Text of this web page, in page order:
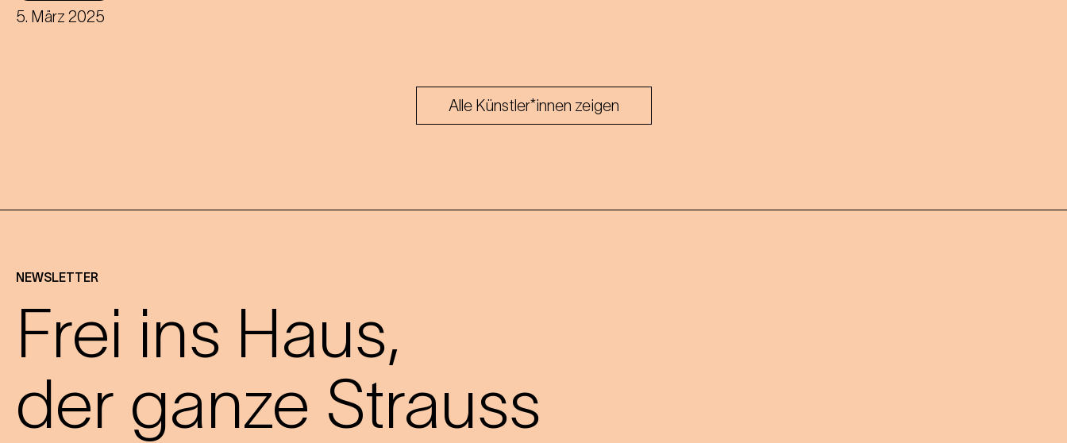
5. März 2025
Alle Künstler*innen zeigen
NEWSLETTER
Frei ins Haus,
der ganze Strauss